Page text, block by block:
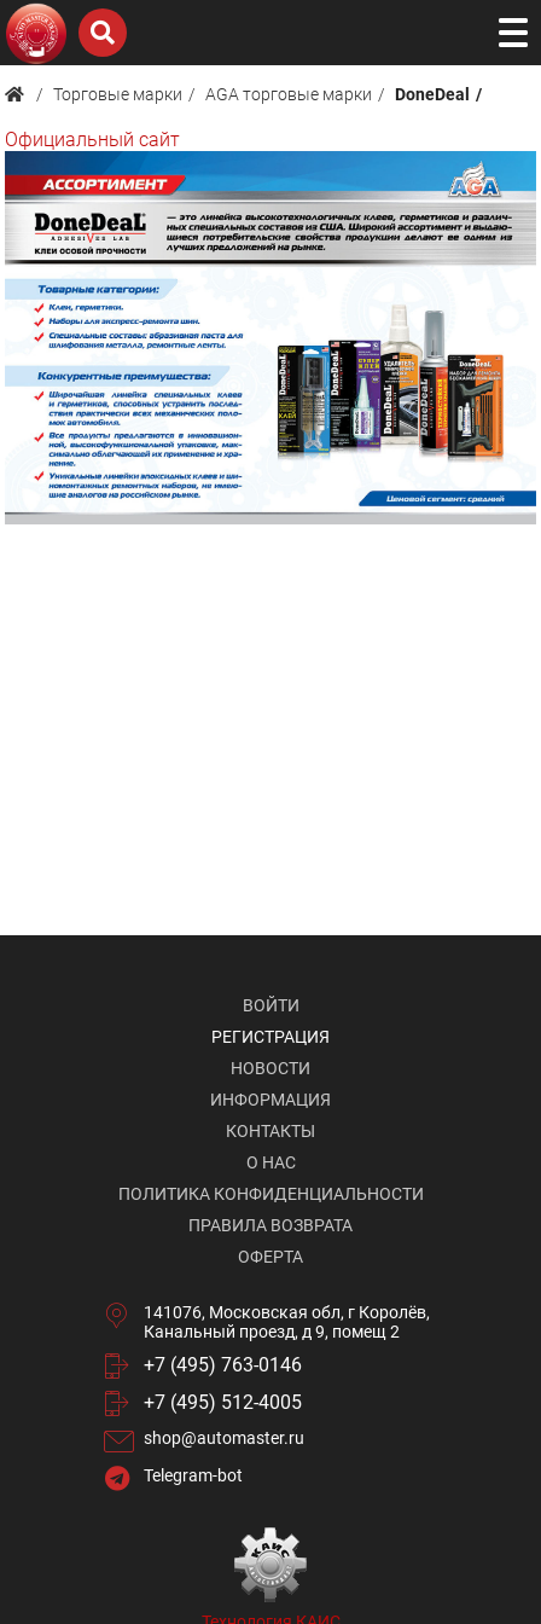
Торговые марки AGA торговые марки DoneDeal
Официальный сайт
ВОЙТИ
РЕГИСТРАЦИЯ
НОВОСТИ
ИНФОРМАЦИЯ
КОНТАКТЫ
О НАС
ПОЛИТИКА КОНФИДЕНЦИАЛЬНОСТИ
ПРАВИЛА ВОЗВРАТА
ОФЕРТА
141076, Московская обл, г Королёв,
Канальный проезд, д 9, помещ 2
+7 (495) 763-0146
+7 (495) 512-4005
shop@automaster.ru
Telegram-bot